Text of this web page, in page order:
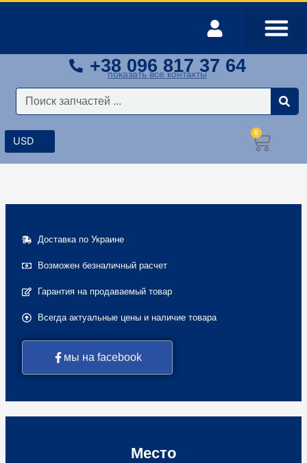
+38 096 817 37 64
показать все контакты
Поиск
0
Доставка по Украине
Возможен безналичный расчет
Гарантия на продаваемый товар
Всегда актуальные цены и наличие товара
мы на facebook
Место